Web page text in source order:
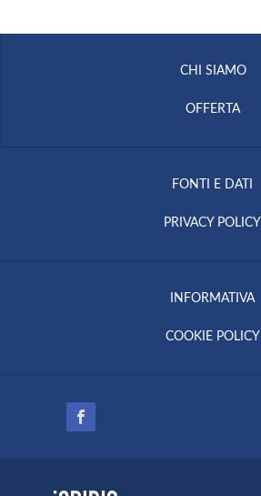
CHI SIAMO
OFFERTA
FONTI E DATI
PRIVACY POLICY
INFORMATIVA
COOKIE POLICY